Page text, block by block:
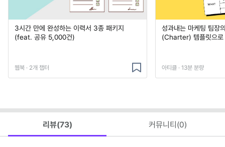
3시간 만에 완성하는 이력서 3종 패키지
(feat. 공유 5,000건)
웹북 · 2개 챕터
성과내는 마케팅 팀장
(Charter) 템플릿으로
아티클 · 13분 분량
리뷰(73) 커뮤니티(0)